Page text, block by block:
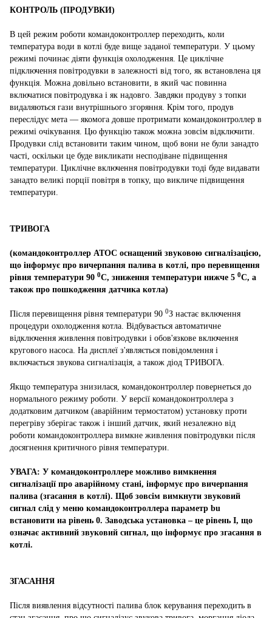
КОНТРОЛЬ (ПРОДУВКИ)
В цей режим роботи командоконтроллер переходить, коли
температура води в котлі буде вище заданої температури. У цьому
режимі починає діяти функція охолодження. Це циклічне
підключення повітродувки в залежності від того, як встановлена ця
функція. Можна довільно встановити, в який час повинна
включатися повітродувка і як надовго. Завдяки продуву з топки
видаляються гази внутрішнього згоряння. Крім того, продув
переслідує мета ― якомога довше протримати командоконтроллер в
режимі очікування. Цю функцію також можна зовсім відключити.
Продувки слід встановити таким чином, щоб вони не були занадто
часті, оскільки це буде викликати несподіване підвищення
температури. Циклічне включення повітродувки тоді буде видавати
занадто великі порції повітря в топку, що викличе підвищення
температури.
ТРИВОГА
(командоконтроллер АТОС оснащений звуковою сигналізацією,
що інформує про вичерпання палива в котлі, про перевищення
рівня температури 90 0С, зниження температури нижче 5 0С, а
також про пошкодження датчика котла)
Після перевищення рівня температури 90 0З настає включення
процедури охолодження котла. Відбувається автоматичне
відключення живлення повітродувки і обов'язкове включення
кругового насоса. На дисплеї з'являється повідомлення і
включається звукова сигналізація, а також діод ТРИВОГА.
Якщо температура знизилася, командоконтроллер повернеться до
нормального режиму роботи. У версії командоконтроллера з
додатковим датчиком (аварійним термостатом) установку проти
перегріву зберігає також і інший датчик, який незалежно від
роботи командоконтроллера вимкне живлення повітродувки після
досягнення критичного рівня температури.
УВАГА: У командоконтроллере можливо вимкнення
сигналізації про аварійному стані, інформує про вичерпання
палива (згасання в котлі). Щоб зовсім вимкнути звуковий
сигнал слід у меню командоконтроллера параметр bu
встановити на рівень 0. Заводська установка – це рівень I, що
означає активний звуковий сигнал, що інформує про згасання в
котлі.
ЗГАСАННЯ
Після виявлення відсутності палива блок керування переходить в